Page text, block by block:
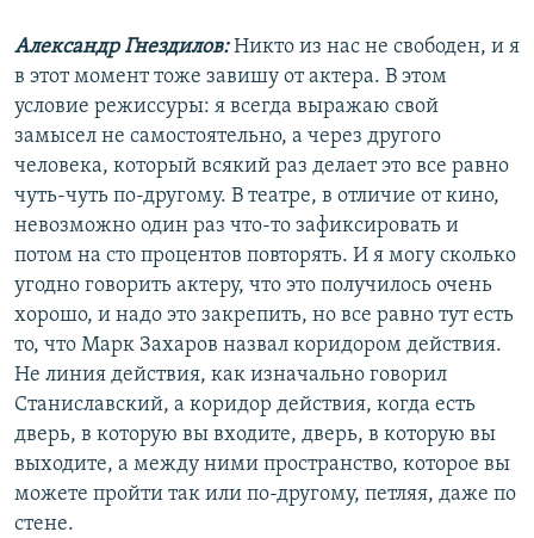
Александр Гнездилов:Никто из нас не свободен, и я
в этот момент тоже завишу от актера. В этом
условие режиссуры: я всегда выражаю свой
замысел не самостоятельно, а через другого
человека, который всякий раз делает это все равно
чуть-чуть по-другому. В театре, в отличие от кино,
невозможно один раз что-то зафиксировать и
потом на сто процентов повторять. И я могу сколько
угодно говорить актеру, что это получилось очень
хорошо, и надо это закрепить, но все равно тут есть
то, что Марк Захаров назвал коридором действия.
Не линия действия, как изначально говорил
Станиславский, а коридор действия, когда есть
дверь, в которую вы входите, дверь, в которую вы
выходите, а между ними пространство, которое вы
можете пройти так или по-другому, петляя, даже по
стене.